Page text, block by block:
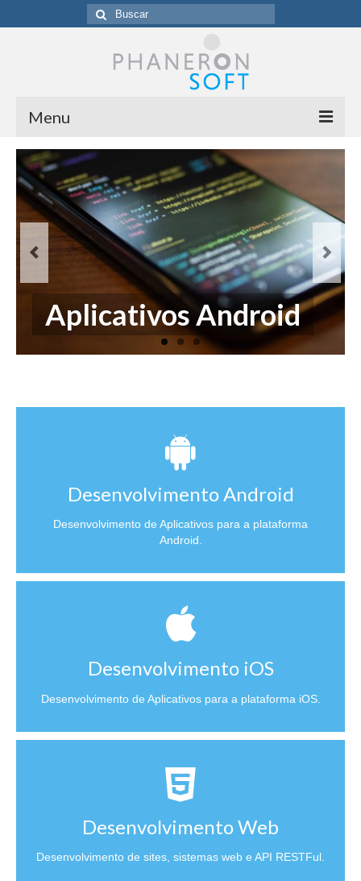
Buscar
por:
Menu
Homepage
Sobre a Phaneronsoft
Clientes
Blog
Contato
Aplicativos Android
Desenvolvimento Android
Desenvolvimento de Aplicativos para a plataforma
Android.
Desenvolvimento iOS
Desenvolvimento de Aplicativos para a plataforma iOS.
Desenvolvimento Web
Desenvolvimento de sites, sistemas web e API RESTFul.